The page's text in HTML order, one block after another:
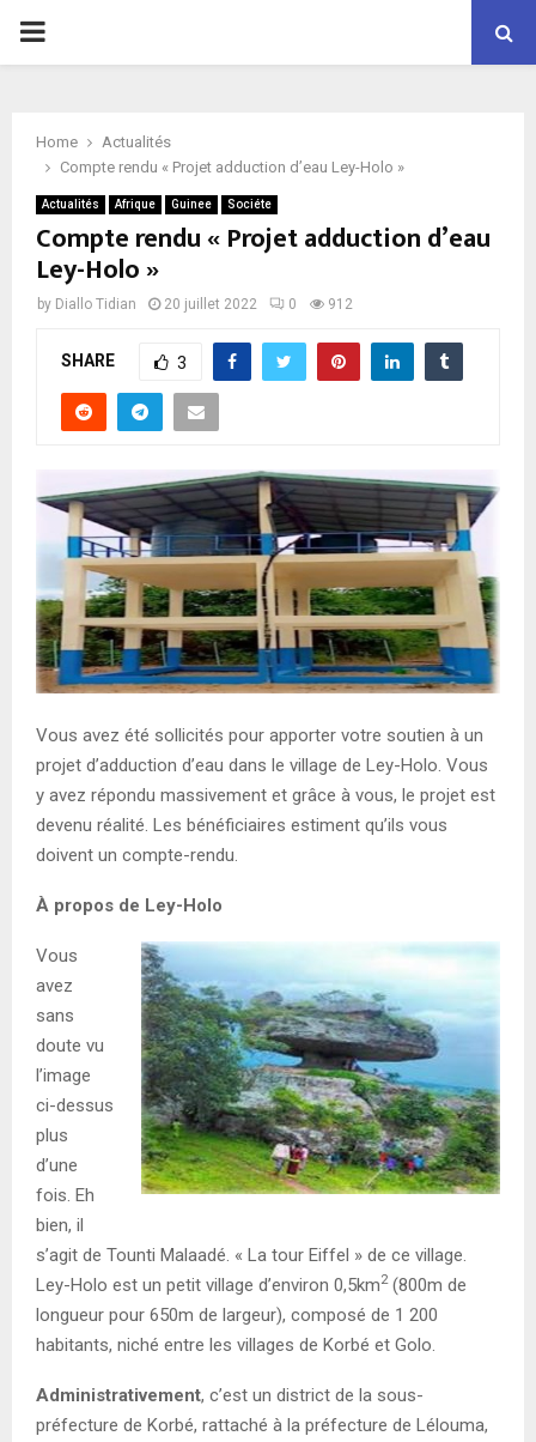
P
M
A
E
N
U
Home
Actualités
Compte rendu « Projet adduction d’eau Ley-Holo »
Actualités Afrique Guinee Sociéte
Compte rendu « Projet adduction d’eau
Ley-Holo »
by Diallo Tidian 20 juillet 2022 0 912
SHARE 3
Vous avez été sollicités pour apporter votre soutien à un
projet d’adduction d’eau dans le village de Ley-Holo. Vous
y avez répondu massivement et grâce à vous, le projet est
devenu réalité. Les bénéficiaires estiment qu’ils vous
doivent un compte-rendu.
À propos de Ley-Holo
Vous
avez
sans
doute vu
l’image
ci-dessus
plus
d’une
fois. Eh
bien, il
s’agit de Tounti Malaadé. « La tour Eiffel » de ce village.
Ley-Holo est un petit village d’environ 0,5km2(800m de
longueur pour 650m de largeur), composé de 1 200
habitants, niché entre les villages de Korbé et Golo.
Administrativement, c’est un district de la sous-
préfecture de Korbé, rattaché à la préfecture de Lélouma,